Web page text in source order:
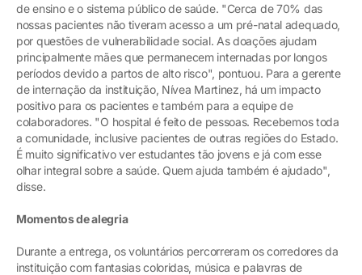
de ensino e o sistema público de saúde. "Cerca de 70% das
nossas pacientes não tiveram acesso a um pré-natal adequado,
por questões de vulnerabilidade social. As doações ajudam
principalmente mães que permanecem internadas por longos
períodos devido a partos de alto risco", pontuou. Para a gerente
de internação da instituição, Nívea Martinez, há um impacto
positivo para os pacientes e também para a equipe de
colaboradores. "O hospital é feito de pessoas. Recebemos toda
a comunidade, inclusive pacientes de outras regiões do Estado.
É muito significativo ver estudantes tão jovens e já com esse
olhar integral sobre a saúde. Quem ajuda também é ajudado",
disse.
Momentos de alegria
Durante a entrega, os voluntários percorreram os corredores da
instituição com fantasias coloridas, música e palavras de